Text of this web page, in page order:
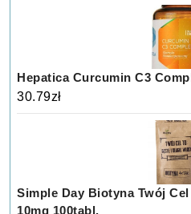
Hepatica Curcumin C3
30.79zł
Simple Day Biotyna Twój Cel
10mg 100tabl.